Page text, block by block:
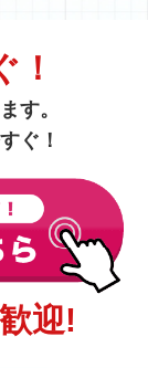
！
す。
ぐ！
迎!